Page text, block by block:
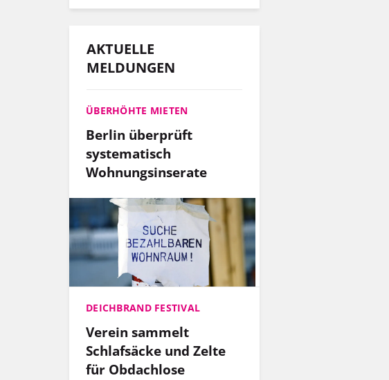
AKTUELLE
MELDUNGEN
ÜBERHÖHTE MIETEN
Berlin überprüft
systematisch
Wohnungsinserate
DEICHBRAND FESTIVAL
Verein sammelt
Schlafsäcke und Zelte
für Obdachlose